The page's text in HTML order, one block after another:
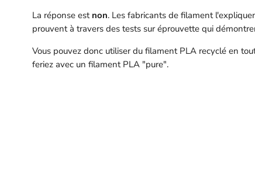
La réponse est non. Les fabricants de filament
prouvent à travers des tests sur éprouvette qui
Vous pouvez donc utiliser du filament PLA recyclé en
feriez avec un filament PLA "pure".